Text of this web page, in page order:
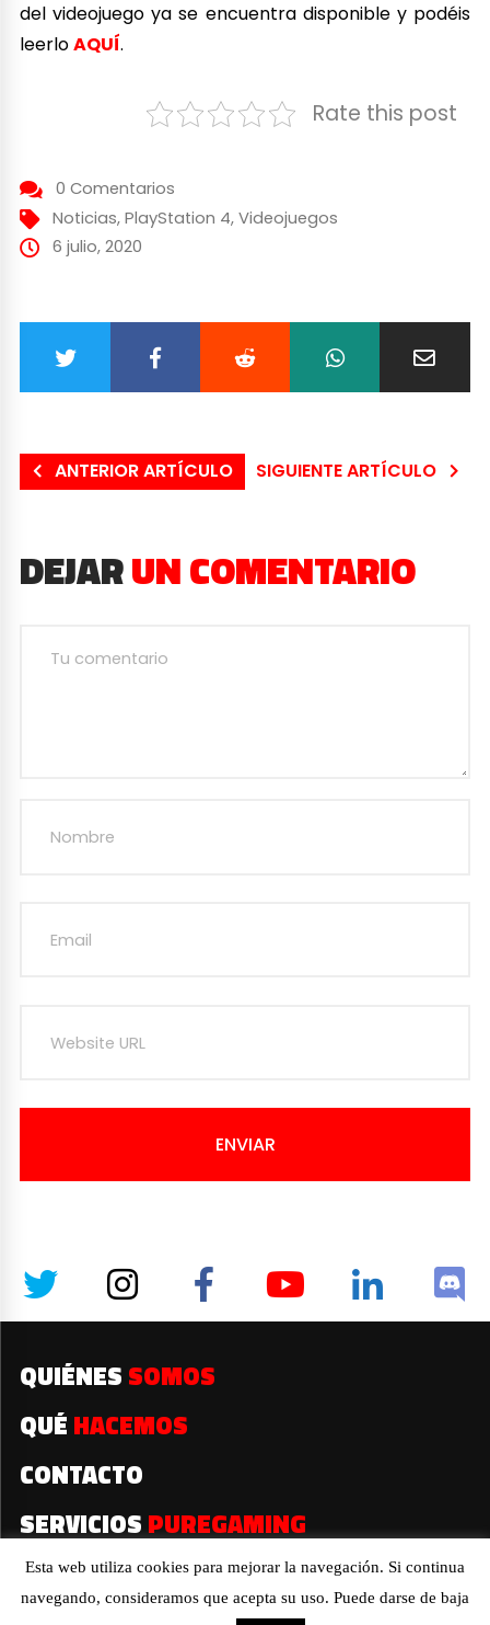
del videojuego ya se encuentra disponible y podéis
leerloAQUÍ.
Rate this post
0 Comentarios
Noticias, PlayStation 4, Videojuegos
6 julio, 2020
ANTERIOR ARTÍCULO SIGUIENTE ARTÍCULO
DEJARUN COMENTARIO
ENVIAR
QUIÉNES SOMOS
QUÉ HACEMOS
CONTACTO
SERVICIOS PUREGAMING
2019© Todos los derechos reservados
Esta web utiliza cookies para mejorar la navegación. Si continua
navegando, consideramos que acepta su uso. Puede darse de baja